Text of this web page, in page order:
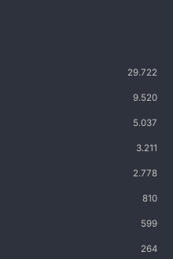
29.722
9.520
5.037
3.211
2.778
810
599
264